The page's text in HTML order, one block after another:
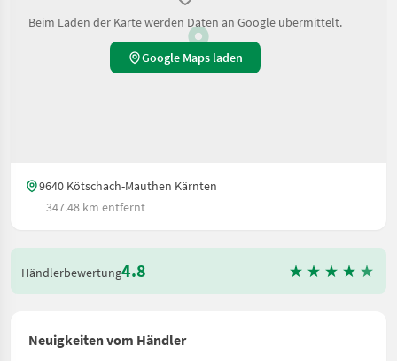
Beim Laden der Karte werden Daten an Google übermittelt.
Google Maps laden
9640 Kötschach-Mauthen Kärnten
347.48 km entfernt
Händlerbewertung4.8
Neuigkeiten vom Händler